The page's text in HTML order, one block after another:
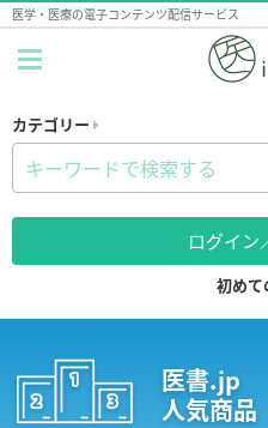
医学・医療の電子コンテンツ配信サービス
カテゴリー
ログイン
初めて
医書.jp
人気商品